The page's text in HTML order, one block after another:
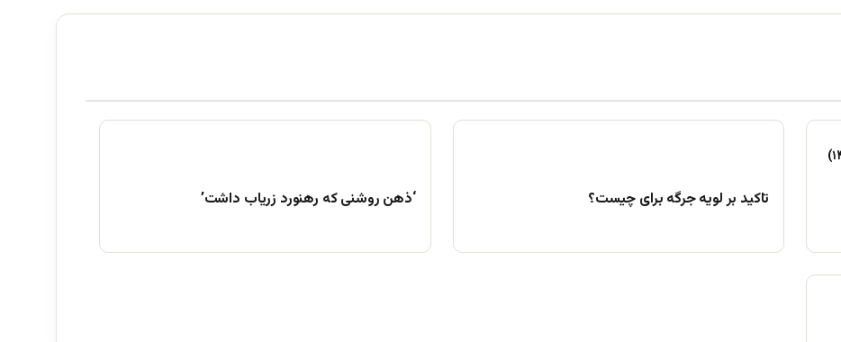
تاکید بر لویه جرگه برای چیست؟ ‘ذهن روشنی که رهنورد زریاب داشت’